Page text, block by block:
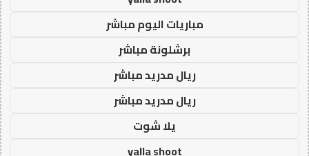
مباريات اليوم مباشر
برشلونة مباشر
ريال مدريد مباشر
ريال مدريد مباشر
يلا شوت
yalla shoot